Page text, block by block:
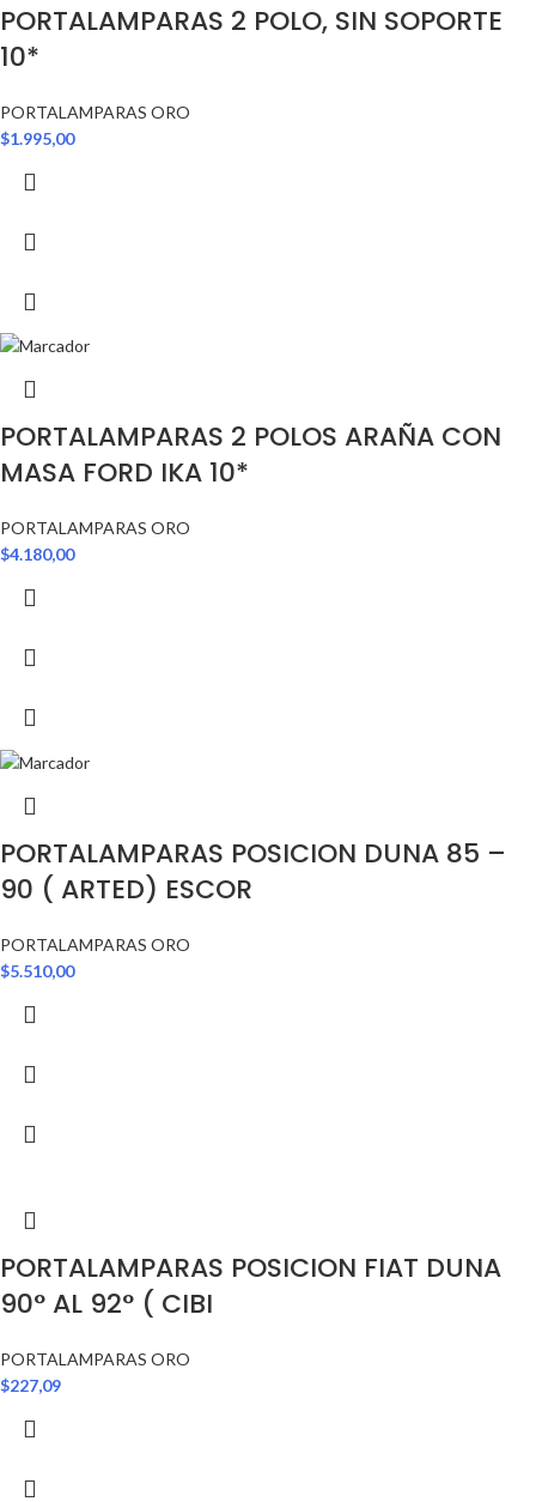
PORTALAMPARAS 2 POLO, SIN SOPORTE
10*
PORTALAMPARAS ORO
$1.995,00
PORTALAMPARAS 2 POLOS ARAÑA CON
MASA FORD IKA 10*
PORTALAMPARAS ORO
$4.180,00
PORTALAMPARAS POSICION DUNA 85 –
90 ( ARTED) ESCOR
PORTALAMPARAS ORO
$5.510,00
PORTALAMPARAS POSICION FIAT DUNA
90° AL 92° ( CIBI
PORTALAMPARAS ORO
$227,09